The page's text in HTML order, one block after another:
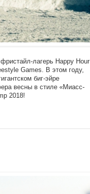
лагерь Happy Hour
Games. В этом году,
биг-эйре
весны в стиле «Миасс-
2018!